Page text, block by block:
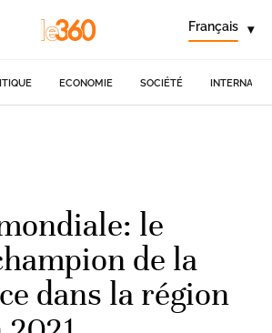
Français ▾
ECONOMIE SOCIÉTÉ
le
de la
dans la région